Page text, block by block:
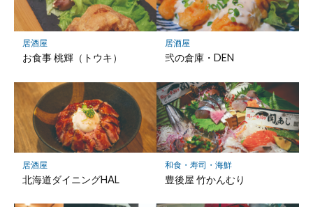
居酒屋
お食事 桃輝（トウキ）
居酒屋
弐の倉庫・DEN
居酒屋
北海道ダイニングHAL
和食・寿司・海鮮
豊後屋 竹かんむり